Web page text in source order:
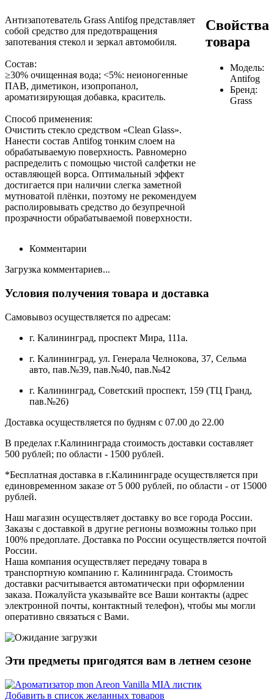
Антизапотеватель Grass Antifog представляет
собой средство для предотвращения
запотевания стекол и зеркал автомобиля.
Состав:
≥30% очищенная вода; <5%: неионогенные
ПАВ, диметикон, изопропанол,
ароматизирующая добавка, краситель.
Способ применения:
Очистить стекло средством «Clean Glass».
Нанести состав Antifog тонким слоем на
обрабатываемую поверхность. Равномерно
распределить с помощью чистой салфетки не
оставляющей ворса. Оптимальный эффект
достигается при наличии слегка заметной
мутноватой плёнки, поэтому не рекомендуем
располировывать средство до безупречной
прозрачности обрабатываемой поверхности.
Свойства
товара
Модель:
Antifog
Бренд:
Grass
Комментарии
Загрузка комментариев...
Условия получения товара и доставка
Самовывоз осуществляется по адресам:
г. Калининград, проспект Мира, 111а.
г. Калининград, ул. Генерала Челнокова, 37, Сельма
авто, пав.№39, пав.№40, пав.№42
г. Калининград, Советский проспект, 159 (ТЦ Гранд,
пав.№26)
Доставка осуществляется по будням с 07.00 до 22.00
В пределах г.Калининграда стоимость доставки составляет
500 рублей; по области - 1500 рублей.
*Бесплатная доставка в г.Калининграде осуществляется при
единовременном заказе от 5 000 рублей, по области - от 15000
рублей.
Наш магазин осуществляет доставку во все города России.
Заказы с доставкой в другие регионы возможны только при
100% предоплате. Доставка по России осуществляется почтой
России.
Наша компания осуществляет передачу товара в
транспортную компанию г. Калининграда. Стоимость
доставки расчитывается автоматически при оформлении
заказа. Пожалуйста указывайте все Ваши контакты (адрес
электронной почты, контактный телефон), чтобы мы могли
оперативно связаться с Вами.
Эти предметы пригодятся вам в летнем сезоне
Добавить в список желанных товаров